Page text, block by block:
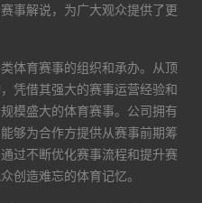
事解说，为广大观众提供了更
体育赛事的组织和承办。从顶
凭借其强大的赛事运营经验和
模盛大的体育赛事。公司拥有
够为合作方提供从赛事前期筹
过不断优化赛事流程和提升赛
创造难忘的体育记忆。